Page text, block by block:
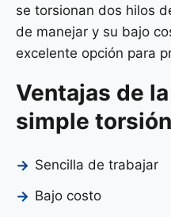
se torsionan dos hilos
de manejar y su bajo
excelente opción para
Ventajas de
simple torsión
Sencilla de trabajar
Bajo costo